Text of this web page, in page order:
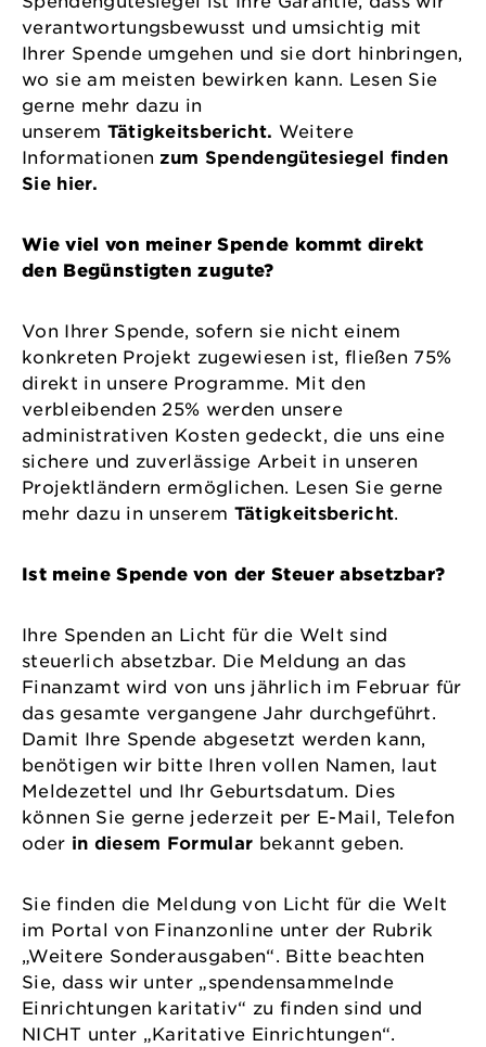
verantwortungsbewusst und umsichtig mit
Ihrer Spende umgehen und sie dort hinbringen,
wo sie am meisten bewirken kann. Lesen Sie
gerne mehr dazu in
unserem Tätigkeitsbericht. Weitere
Informationenzum Spendengütesiegel finden
Sie hier.
Wie viel von meiner Spende kommt direkt
den Begünstigten zugute?
Von Ihrer Spende, sofern sie nicht einem
konkreten Projekt zugewiesen ist, fließen 75%
direkt in unsere Programme. Mit den
verbleibenden 25% werden unsere
administrativen Kosten gedeckt, die uns eine
sichere und zuverlässige Arbeit in unseren
Projektländern ermöglichen. Lesen Sie gerne
mehr dazu in unserem Tätigkeitsbericht.
Ist meine Spende von der Steuer absetzbar?
Ihre Spenden an Licht für die Welt sind
steuerlich absetzbar. Die Meldung an das
Finanzamt wird von uns jährlich im Februar für
das gesamte vergangene Jahr durchgeführt.
Damit Ihre Spende abgesetzt werden kann,
benötigen wir bitte Ihren vollen Namen, laut
Meldezettel und Ihr Geburtsdatum. Dies
können Sie gerne jederzeit per E-Mail, Telefon
oder in diesem Formular bekannt geben.
Sie finden die Meldung von Licht für die Welt
im Portal von Finanzonline unter der Rubrik
„Weitere Sonderausgaben“. Bitte beachten
Sie, dass wir unter „spendensammelnde
Einrichtungen karitativ“ zu finden sind und
NICHT unter „Karitative Einrichtungen“.